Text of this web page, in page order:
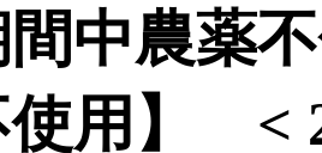
中農薬
用】 <